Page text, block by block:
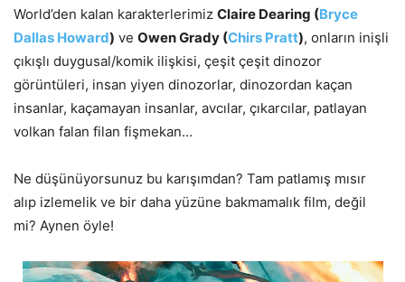
World’den kalan karakterlerimiz Claire Dearing (Bryce
Dallas Howard) ve Owen Grady (Chirs Pratt), onların inişli
çıkışlı duygusal/komik ilişkisi, çeşit çeşit dinozor
görüntüleri, insan yiyen dinozorlar, dinozordan kaçan
insanlar, kaçamayan insanlar, avcılar, çıkarcılar, patlayan
volkan falan filan fişmekan…
Ne düşünüyorsunuz bu karışımdan? Tam patlamış mısır
alıp izlemelik ve bir daha yüzüne bakmamalık film, değil
mi? Aynen öyle!